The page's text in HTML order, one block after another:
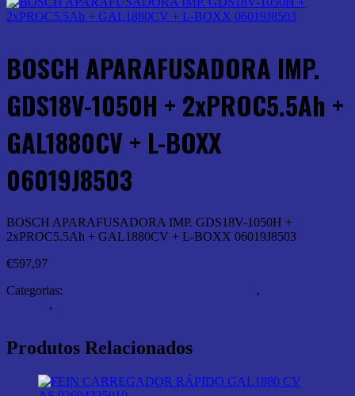
BOSCH APARAFUSADORA IMP.
GDS18V-1050H + 2xPROC5.5Ah +
GAL1880CV + L-BOXX
06019J8503
BOSCH APARAFUSADORA IMP. GDS18V-1050H +
2xPROC5.5Ah + GAL1880CV + L-BOXX 06019J8503
€597,97
Categorias:
,
,
Produtos Relacionados